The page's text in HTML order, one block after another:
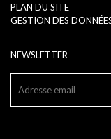
PLAN DU SITE
GESTION DES
NEWSLETTER